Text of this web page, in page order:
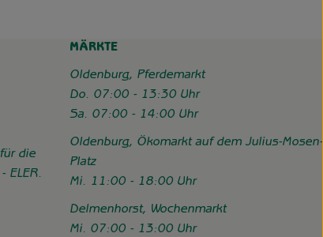
die
ELER.
grummersort.de/das-sind-wir/
MÄRKTE
Oldenburg, Pferdemarkt
Do. 07:00 - 13:30 Uhr
Sa. 07:00 - 14:00 Uhr
Oldenburg, Ökomarkt auf dem Julius-Mosen-
Platz
Mi. 11:00 - 18:00 Uhr
Delmenhorst, Wochenmarkt
Mi. 07:00 - 13:00 Uhr